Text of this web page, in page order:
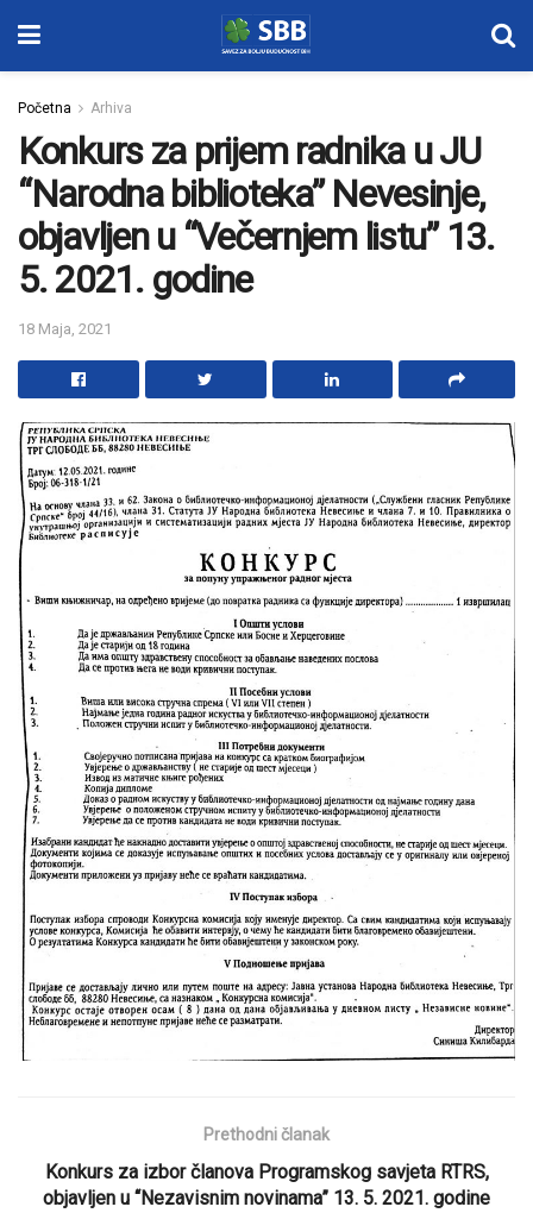
Početna Arhiva
Konkurs za prijem radnika u JU
“Narodna biblioteka” Nevesinje,
objavljen u “Večernjem listu” 13.
5. 2021. godine
18 Maja, 2021
Prethodni članak
Konkurs za izbor članova Programskog savjeta RTRS,
objavljen u “Nezavisnim novinama” 13. 5. 2021. godine